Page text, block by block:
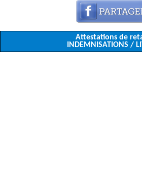
Attestations de
INDEMNISATIONS /